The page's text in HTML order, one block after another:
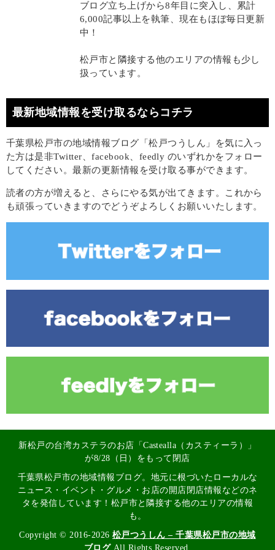
ブログ立ち上げから8年目に突入し、累計
6,000記事以上を執筆、現在もほぼ毎日更新
中！
松戸市と隣接する他のエリアの情報も少し
扱っています。
最新地域情報を受け取るならコチラ
千葉県松戸市の地域情報ブログ「松戸つうしん」を気に入っ
た方は是非Twitter、facebook、feedly のいずれかをフォロー
してください。最新の更新情報を受け取る事ができます。
読者の方が増えると、さらにやる気が出てきます。これから
も頑張っていきますのでどうぞよろしくお願いいたします。
新松戸の台湾カステラのお店「Castealla（カスティーラ）」
が8/28（日）をもって閉店
千葉県松戸市の地域情報ブログ。地元に根づいたローカルな
ニュース・イベント・グルメ・お店の開店閉店情報などのネ
タを発信しています！松戸市と隣接する他のエリアの情報
も。
Copyright © 2016-2026 松戸つうしん – 千葉県松戸市の地域
ブログAll Rights Reserved.